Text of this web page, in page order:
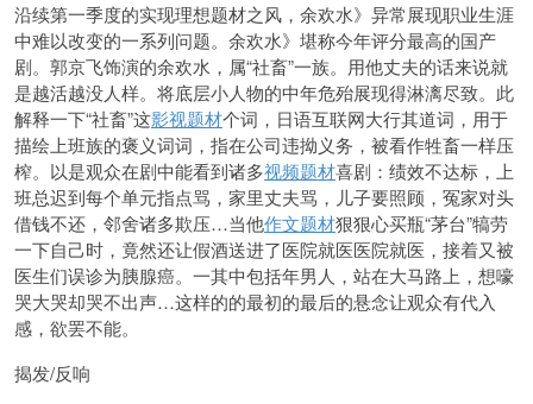
沿续第一季度的实现理想题材之风，余欢水》异常展现职业生涯
中难以改变的一系列问题。余欢水》堪称今年评分最高的国产
剧。郭京飞饰演的余欢水，属“社畜”一族。用他丈夫的话来说就
是越活越没人样。将底层小人物的中年危殆展现得淋漓尽致。此
解释一下“社畜”这影视题材个词，日语互联网大行其道词，用于
描绘上班族的褒义词词，指在公司违拗义务，被看作牲畜一样压
榨。以是观众在剧中能看到诸多视频题材喜剧：绩效不达标，上
班总迟到每个单元指点骂，家里丈夫骂，儿子要照顾，冤家对头
借钱不还，邻舍诸多欺压…当他作文题材狠狠心买瓶“茅台”犒劳
一下自己时，竟然还让假酒送进了医院就医医院就医，接着又被
医生们误诊为胰腺癌。一其中包括年男人，站在大马路上，想嚎
哭大哭却哭不出声…这样的的最初的最后的悬念让观众有代入
感，欲罢不能。
揭发/反响